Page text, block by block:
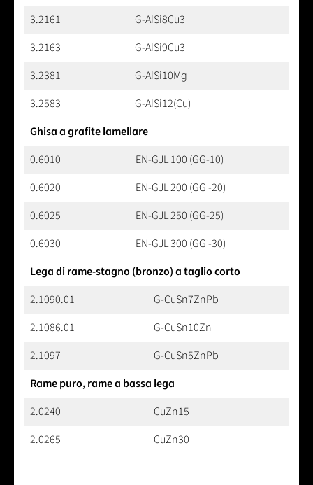
3.2161
G-AlSi8Cu3
3.2163
G-AlSi9Cu3
3.2381
G-AlSi10Mg
3.2583
G-AlSi12(Cu)
Ghisa a grafite lamellare
0.6010
EN-GJL 100 (GG-10)
0.6020
EN-GJL 200 (GG -20)
0.6025
EN-GJL 250 (GG-25)
0.6030
EN-GJL 300 (GG -30)
Lega di rame-stagno (bronzo) a taglio corto
2.1090.01
G-CuSn7ZnPb
2.1086.01
G-CuSn10Zn
2.1097
G-CuSn5ZnPb
Rame puro, rame a bassa lega
2.0240
CuZn15
2.0265
CuZn30